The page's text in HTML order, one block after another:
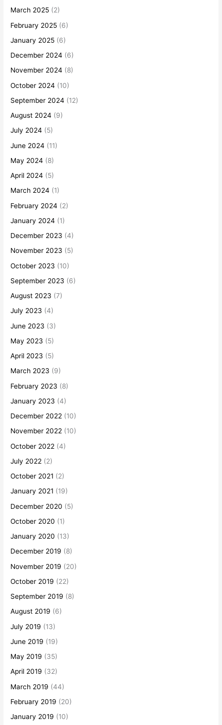
March 2025 (2)
February 2025 (6)
January 2025 (6)
December 2024 (6)
November 2024 (8)
October 2024 (10)
September 2024 (12)
August 2024 (9)
July 2024 (5)
June 2024 (11)
May 2024 (8)
April 2024 (5)
March 2024 (1)
February 2024 (2)
January 2024 (1)
December 2023 (4)
November 2023 (5)
October 2023 (10)
September 2023 (6)
August 2023 (7)
July 2023 (4)
June 2023 (3)
May 2023 (5)
April 2023 (5)
March 2023 (9)
February 2023 (8)
January 2023 (4)
December 2022 (10)
November 2022 (10)
October 2022 (4)
July 2022 (2)
October 2021 (2)
January 2021 (19)
December 2020 (5)
October 2020 (1)
January 2020 (13)
December 2019 (8)
November 2019 (20)
October 2019 (22)
September 2019 (8)
August 2019 (6)
July 2019 (13)
June 2019 (19)
May 2019 (35)
April 2019 (32)
March 2019 (44)
February 2019 (20)
January 2019 (10)